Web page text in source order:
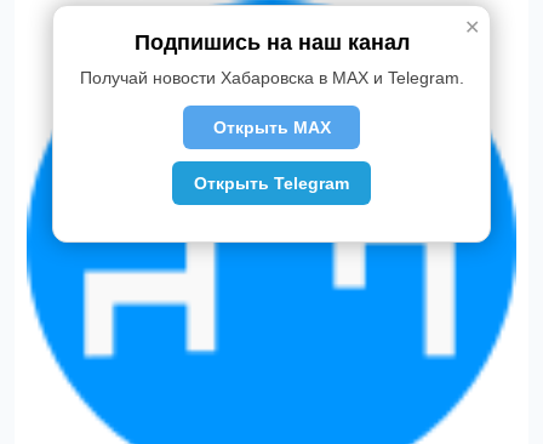
✕
Подпишись на наш канал
Получай новости Хабаровска в MAX и Telegram.
Открыть MAX
Открыть Telegram